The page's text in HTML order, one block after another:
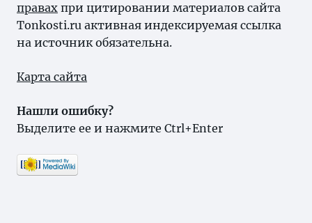
правах при цитировании материалов сайта
Tonkosti.ru активная индексируемая ссылка
на источник обязательна.
Карта сайта
Нашли ошибку?
Выделите ее и нажмите Ctrl+Enter